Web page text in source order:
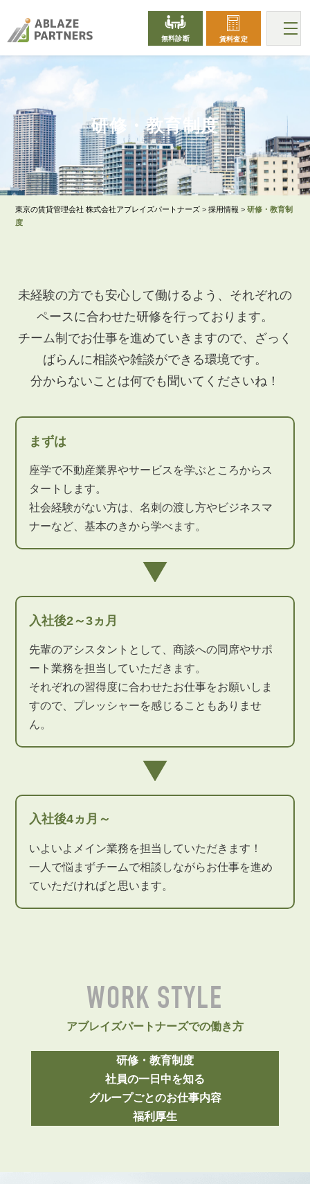
無料診断 賃料査定
EDUCATION
研修・教育制度
東京の賃貸管理会社 株式会社アブレイズパートナーズ >採用情報 >研修・教育制
度
未経験の方でも安心して働けるよう、それぞれの
ペースに合わせた研修を行っております。
チーム制でお仕事を進めていきますので、ざっく
ばらんに相談や雑談ができる環境です。
分からないことは何でも聞いてくださいね！
まずは
座学で不動産業界やサービスを学ぶところからス
タートします。
社会経験がない方は、名刺の渡し方やビジネスマ
ナーなど、基本のきから学べます。
入社後2～3ヵ月
先輩のアシスタントとして、商談への同席やサポ
ート業務を担当していただきます。
それぞれの習得度に合わせたお仕事をお願いしま
すので、プレッシャーを感じることもありませ
ん。
入社後4ヵ月～
いよいよメイン業務を担当していただきます！
一人で悩まずチームで相談しながらお仕事を進め
ていただければと思います。
WORK STYLE
アブレイズパートナーズでの働き方
研修・教育制度
社員の一日中を知る
グループごとのお仕事内容
福利厚生